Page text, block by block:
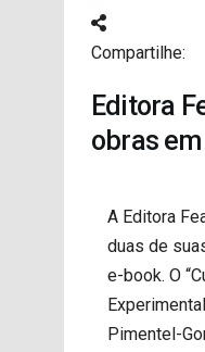
DOAÇÕES
PROJETOS
Compartilhe:
Editora
obras
A Editora
duas de
e-book. O
Pimentel-